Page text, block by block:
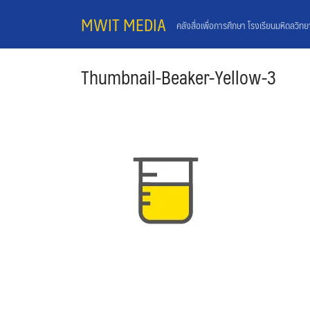
MWIT MEDIA คลังสื่อเพื่อการศึกษา โรงเรียนมหิดลวิ
Thumbnail-Beaker-Yellow-3